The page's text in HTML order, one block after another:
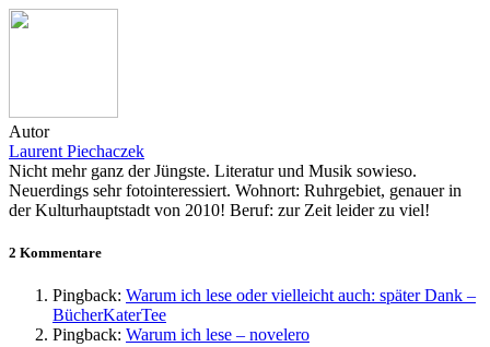
Autor
Laurent Piechaczek
Nicht mehr ganz der Jüngste. Literatur und Musik sowieso.
Neuerdings sehr fotointeressiert. Wohnort: Ruhrgebiet, genauer in
der Kulturhauptstadt von 2010! Beruf: zur Zeit leider zu viel!
2 Kommentare
Pingback: Warum ich lese oder vielleicht auch: später Dank –
BücherKaterTee
Pingback: Warum ich lese – novelero